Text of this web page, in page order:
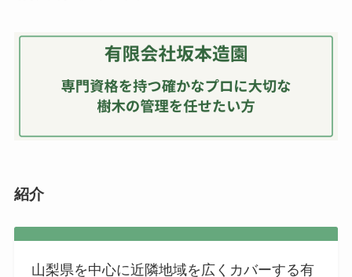
紹介
山梨県を中心に近隣地域を広くカバーする有